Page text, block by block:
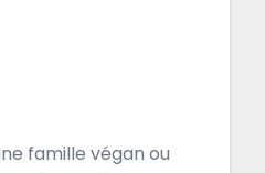
famille végan ou